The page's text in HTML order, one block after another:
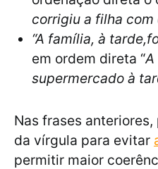
corrigiu a filha com
“A família, à
em ordem direta “A
supermercado à
Nas frases
da vírgula para evitar
permitir maior